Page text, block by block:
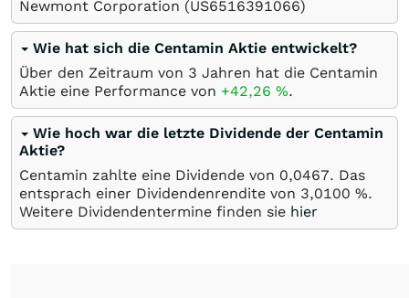
Newmont Corporation (US6516391066)
Wie hat sich die Centamin Aktie entwickelt?
Über den Zeitraum von 3 Jahren hat die Centamin
Aktie eine Performance von +42,26 %.
Wie hoch war die letzte Dividende der Centamin
Aktie?
Centamin zahlte eine Dividende von 0,0467. Das
entsprach einer Dividendenrendite von 3,0100 %.
Weitere Dividendentermine finden sie hier